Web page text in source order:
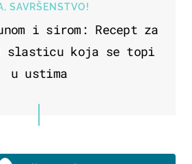
SAVRŠENSTVO!
i sirom: Recept za
slasticu koja se topi
u ustima